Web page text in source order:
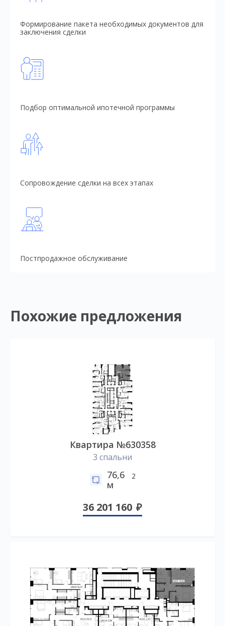
Формирование пакета необходимых документов для
заключения сделки
Подбор оптимальной ипотечной программы
Сопровождение сделки на всех этапах
Постпродажное обслуживание
Похожие предложения
Квартира №630358
3 спальни
76,6
м
2
36 201 160